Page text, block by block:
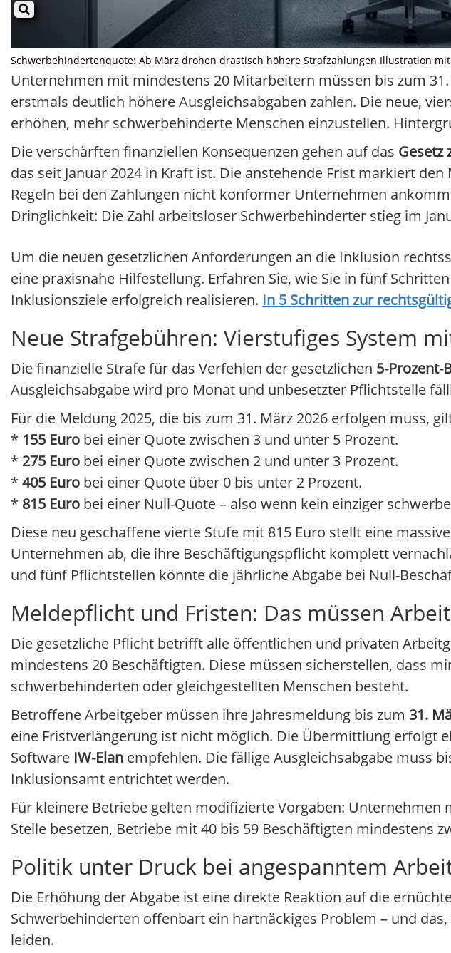
Schwerbehindertenquote: Ab März drohen drastisch höhere Strafzahlungen Illustration
Unternehmen mit mindestens 20 Mitarbeitern müssen bis zum
erstmals deutlich höhere Ausgleichsabgaben zahlen. Die neue,
erhöhen, mehr schwerbehinderte Menschen einzustellen.
Die verschärften finanziellen Konsequenzen gehen auf das Gesetz
das seit Januar 2024 in Kraft ist. Die anstehende Frist markiert
Regeln bei den Zahlungen nicht konformer Unternehmen
Dringlichkeit: Die Zahl arbeitsloser Schwerbehinderter stieg im
Um die neuen gesetzlichen Anforderungen an die Inklusion
eine praxisnahe Hilfestellung. Erfahren Sie, wie Sie in fünf
Inklusionsziele erfolgreich realisieren. In 5 Schritten zur
Neue Strafgebühren: Vierstufiges System
Die finanzielle Strafe für das Verfehlen der gesetzlichen 5-Prozent-
Ausgleichsabgabe wird pro Monat und unbesetzter Pflichtstelle
Für die Meldung 2025, die bis zum 31. März 2026 erfolgen muss,
* 155 Euro bei einer Quote zwischen 3 und unter 5 Prozent.
* 275 Euro bei einer Quote zwischen 2 und unter 3 Prozent.
* 405 Euro bei einer Quote über 0 bis unter 2 Prozent.
* 815 Euro bei einer Null-Quote – also wenn kein einziger
Diese neu geschaffene vierte Stufe mit 815 Euro stellt eine
Unternehmen ab, die ihre Beschäftigungspflicht komplett
und fünf Pflichtstellen könnte die jährliche Abgabe bei Null-
Meldepflicht und Fristen: Das müssen
Die gesetzliche Pflicht betrifft alle öffentlichen und privaten
mindestens 20 Beschäftigten. Diese müssen sicherstellen, dass
schwerbehinderten oder gleichgestellten Menschen besteht.
Betroffene Arbeitgeber müssen ihre Jahresmeldung bis zum 31.
eine Fristverlängerung ist nicht möglich. Die Übermittlung erfolgt
Software IW-Elan empfehlen. Die fällige Ausgleichsabgabe muss
Inklusionsamt entrichtet werden.
Für kleinere Betriebe gelten modifizierte Vorgaben:
Stelle besetzen, Betriebe mit 40 bis 59 Beschäftigten mindestens
Politik unter Druck bei angespanntem
Die Erhöhung der Abgabe ist eine direkte Reaktion auf die
Schwerbehinderten offenbart ein hartnäckiges Problem – und
leiden.